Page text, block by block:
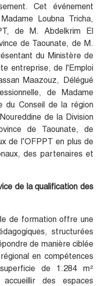
Cet événement
Loubna Tricha,
de M. Abdelkrim El
de Taounate, de M.
du Ministère de
entreprise, de l'Emploi
Maazouz, Délégué
de Madame
du Conseil de la région
de la Division
de Taounate, de
de l’OFPPT en plus de
des partenaires et
de la qualification des
de formation offre une
structurées
de manière ciblée
en compétences
de 1.284 m²
des espaces